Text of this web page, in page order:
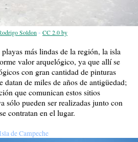
Soldon- CC 2.0 by
más lindas de la región, la isla
valor arquelógico, ya que allí se
con gran cantidad de pinturas
datan de miles de años de antigüedad;
que comunican estos sitios
sólo pueden ser realizadas junto con
contratan en el lugar.
de Campeche